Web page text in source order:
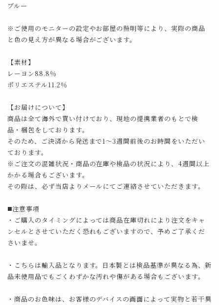
ブルー
※ご使用のモニターの設定やお部屋の照明等により、実際の商品
と色の見え方が異なる場合がございます。
【素材】
レーヨン88.8％
ポリエステル11.2％
【お届けについて】
商品は全て海外で買い付けており、現地の提携業者のもとで検
品・梱包をしております。
そのため、ご決済から発送まで1～3週間前後のお時間をいただい
ております。
※ご注文の混雑状況・商品の在庫や検品の状況により、4週間以上
かかる場合もございます。
その際は、必ず当店よりメールにてご連絡させていただきます。
◼️注意事項
・ご購入のタイミングによっては商品在庫切れにより注文をキャ
ンセルとさせていただく恐れもございますので、予めご了承くだ
さいませ。
・こちらは輸入品となります。日本製とは検品基準が異なる為、新
品未使用品でもごくわずかな汚れや傷がある場合もございます。
・商品のお色味は、お客様のデバイスの画面によって実物と若干異